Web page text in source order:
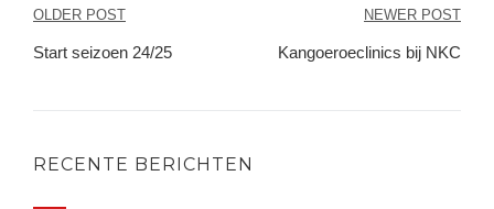
Bericht
navigatie
OLDER POST
Start seizoen 24/25
NEWER POST
Kangoeroeclinics bij NKC
RECENTE BERICHTEN